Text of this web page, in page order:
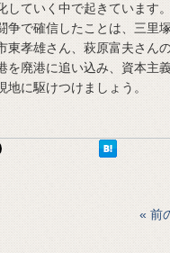
していく中で起きています。
で確信したことは、三里
東孝雄さん、萩原富夫さん
を廃港に追い込み、資本主
地に駆けつけましょう。
前